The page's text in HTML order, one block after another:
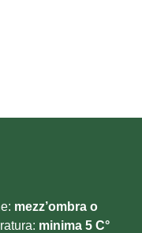
mezz’ombra o
minima 5 C°